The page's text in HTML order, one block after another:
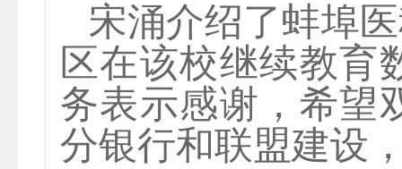
宋涌介绍了蚌埠
区在该校继续教育
务表示感谢，希望
分银行和联盟建设